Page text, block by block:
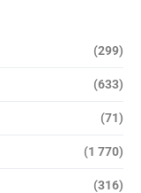
(299)
(633)
(71)
(1 770)
(316)